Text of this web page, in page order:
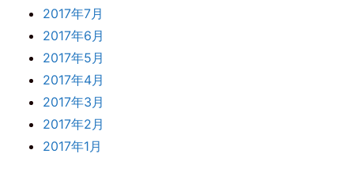
2017年7月
2017年6月
2017年5月
2017年4月
2017年3月
2017年2月
2017年1月